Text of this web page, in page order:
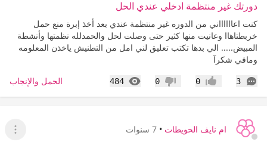
دورتك غير منتظمة ادخلي عندي الحل
كنت اعااااااني من الدوره غير منتظمة عندي بعد أخذ إبرة منع حمل
خربطتاهاا وعانيت منها كثير حتى وصلت لحل والحمدلله نظمتها وأنشطة
المبيض..... الي بدها تكتب تعليق لني امل من التطنيش ياخذن المعلومه
ومافي شكرآ
3
التعليقات إعجاب0 عدم إعجاب
0
484
المشاهدات الحمل والإنجاب
ام نايف الحويطات • 7 سنوات
عرض